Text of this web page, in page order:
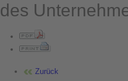
des
Zurück